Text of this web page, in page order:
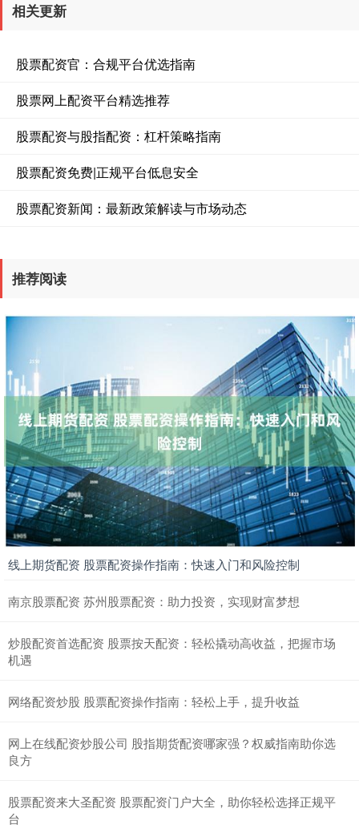
相关更新
股票配资官：合规平台优选指南
股票网上配资平台精选推荐
股票配资与股指配资：杠杆策略指南
股票配资免费|正规平台低息安全
股票配资新闻：最新政策解读与市场动态
推荐阅读
线上期货配资 股票配资操作指南：快速入门和风险控制
南京股票配资 苏州股票配资：助力投资，实现财富梦想
炒股配资首选配资 股票按天配资：轻松撬动高收益，把握市场
机遇
网络配资炒股 股票配资操作指南：轻松上手，提升收益
网上在线配资炒股公司 股指期货配资哪家强？权威指南助你选
良方
股票配资来大圣配资 股票配资门户大全，助你轻松选择正规平
台